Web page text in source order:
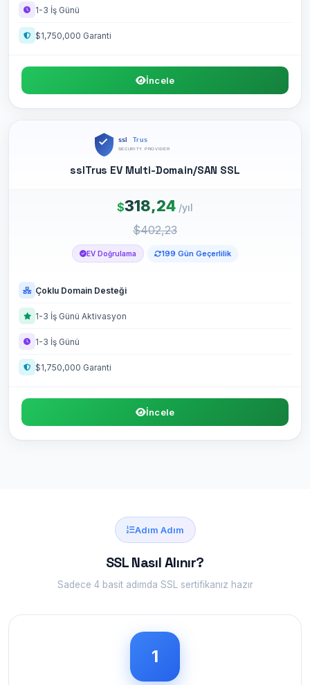
1-3 İş Günü
$1,750,000 Garanti
İncele
sslTrus EV Multi-Domain/SAN SSL
$318,24 /yıl
$402,23
EV Doğrulama 199 Gün Geçerlilik
Çoklu Domain Desteği
1-3 İş Günü Aktivasyon
1-3 İş Günü
$1,750,000 Garanti
İncele
Adım Adım
SSL Nasıl Alınır?
Sadece 4 basit adımda SSL sertifikanız hazır
1